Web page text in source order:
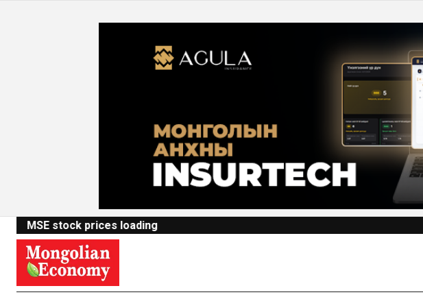
MSE stock prices loading